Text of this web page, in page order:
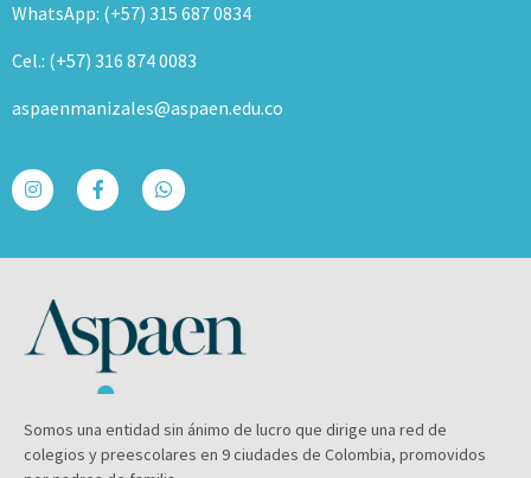
WhatsApp: (+57) 315 687 0834
Cel.: (+57) 316 874 0083
aspaenmanizales@aspaen.edu.co
Somos una entidad sin ánimo de lucro que dirige una red de
colegios y preescolares en 9 ciudades de Colombia, promovidos